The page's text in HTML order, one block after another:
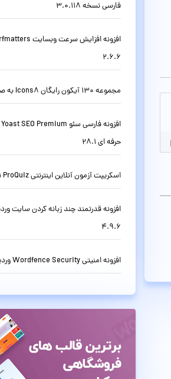
فارسی نسخه 3.0.118
2.6.6
مجموعه 130 آیکون رایگان Icons8 به صورت SVG
حرفه ای 28.1
اسکریپت آزمون آنلاین اینترنتی ProQuiz نسخه 2.0.2
4.9.6
افزونه امنیتی Wordfence Security وردپرس نسخه 8.1.4